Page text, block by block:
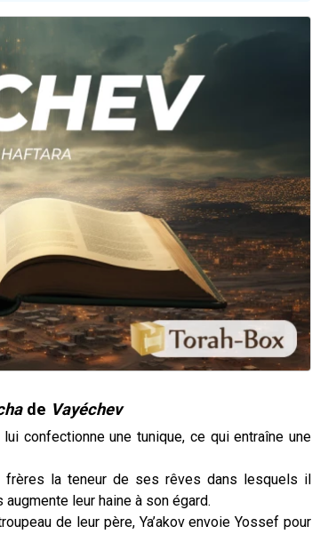
de Vayéchev
confectionne une tunique, ce qui entraîne une
la teneur de ses rêves dans lesquels il
leur haine à son égard.
de leur père, Ya’akov envoie Yossef pour